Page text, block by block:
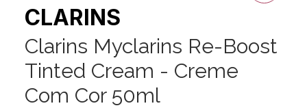
CLARINS
Clarins Myclarins Re-Boost
Tinted Cream - Creme
Com Cor 50ml